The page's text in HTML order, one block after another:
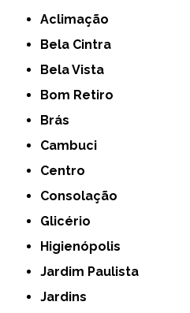
Aclimação
Bela Cintra
Bela Vista
Bom Retiro
Brás
Cambuci
Centro
Consolação
Glicério
Higienópolis
Jardim Paulista
Jardins